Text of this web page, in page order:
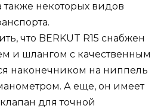
также некоторых видов
что BERKUT R15 снабжен
и шлангом с качественным
наконечником на ниппель
А еще, он имеет
для точной